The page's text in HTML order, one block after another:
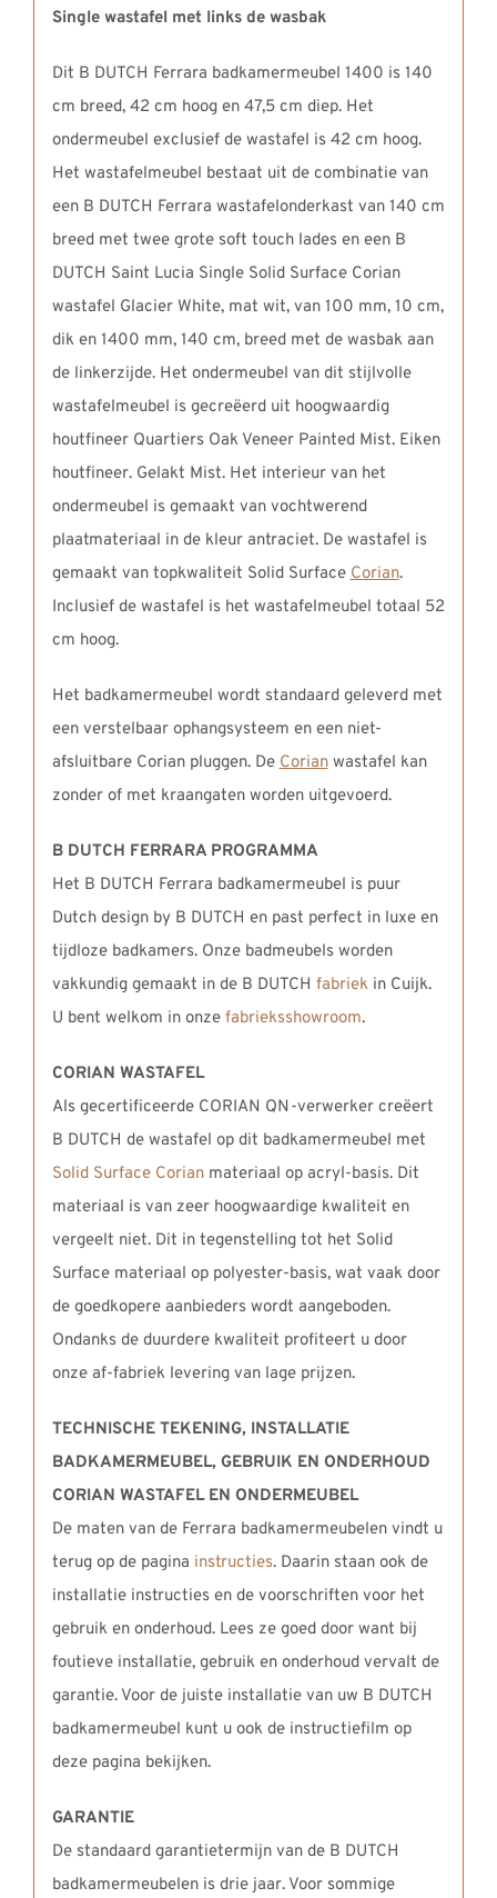
Single wastafel met links de wasbak
Dit B DUTCH Ferrara badkamermeubel 1400 is 140
cm breed, 42 cm hoog en 47,5 cm diep. Het
ondermeubel exclusief de wastafel is 42 cm hoog.
Het wastafelmeubel bestaat uit de combinatie van
een B DUTCH Ferrara wastafelonderkast van 140 cm
breed met twee grote soft touch lades en een B
DUTCH Saint Lucia Single Solid Surface Corian
wastafel Glacier White, mat wit, van 100 mm, 10 cm,
dik en 1400 mm, 140 cm, breed met de wasbak aan
de linkerzijde. Het ondermeubel van dit stijlvolle
wastafelmeubel is gecreëerd uit hoogwaardig
houtfineer Quartiers Oak Veneer Painted Mist. Eiken
houtfineer. Gelakt Mist. Het interieur van het
ondermeubel is gemaakt van vochtwerend
plaatmateriaal in de kleur antraciet. De wastafel is
gemaakt van topkwaliteit Solid SurfaceCorian.
Inclusief de wastafel is het wastafelmeubel totaal 52
cm hoog.
Het badkamermeubel wordt standaard geleverd met
een verstelbaar ophangsysteem en een niet-
afsluitbare Corian pluggen. DeCorianwastafel kan
zonder of met kraangaten worden uitgevoerd.
B DUTCH FERRARA PROGRAMMA
Het B DUTCH Ferrara badkamermeubel is puur
Dutch design by B DUTCH en past perfect in luxe en
tijdloze badkamers. Onze badmeubels worden
vakkundig gemaakt in de B DUTCH fabriekin Cuijk.
U bent welkom in onze fabrieksshowroom.
CORIAN WASTAFEL
Als gecertificeerde CORIAN QN-verwerker creëert
B DUTCH de wastafel op dit badkamermeubel met
Solid Surface Corianmateriaal op acryl-basis. Dit
materiaal is van zeer hoogwaardige kwaliteit en
vergeelt niet. Dit in tegenstelling tot het Solid
Surface materiaal op polyester-basis, wat vaak door
de goedkopere aanbieders wordt aangeboden.
Ondanks de duurdere kwaliteit profiteert u door
onze af-fabriek levering van lage prijzen.
TECHNISCHE TEKENING, INSTALLATIE
BADKAMERMEUBEL, GEBRUIK EN ONDERHOUD
CORIAN WASTAFEL EN ONDERMEUBEL
De maten van de Ferrara badkamermeubelen vindt u
terug op de pagina instructies. Daarin staan ook de
installatie instructies en de voorschriften voor het
gebruik en onderhoud. Lees ze goed door want bij
foutieve installatie, gebruik en onderhoud vervalt de
garantie. Voor de juiste installatie van uw B DUTCH
badkamermeubel kunt u ook de instructiefilm op
deze pagina bekijken.
GARANTIE
De standaard garantietermijn van de B DUTCH
badkamermeubelen is drie jaar. Voor sommige